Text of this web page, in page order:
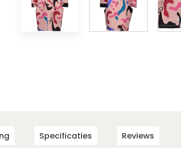
Specificaties Reviews